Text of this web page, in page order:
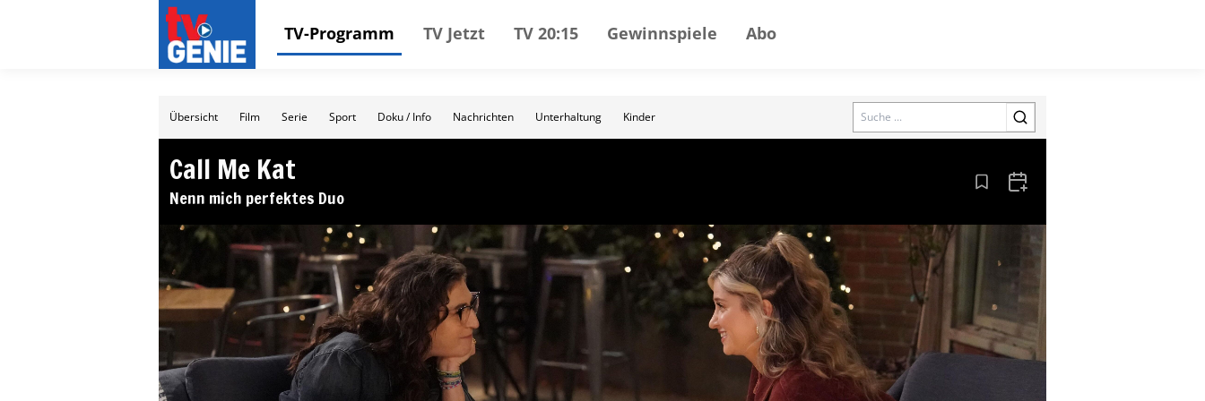
TV-Programm TV Jetzt TV 20:15 Gewinnspiele Abo
Übersicht Film Serie Sport Doku / Info Nachrichten Unterhaltung Kinder Search
Call Me Kat
Nenn mich perfektes Duo Aus den Lesezeichen entfernen
Zum Kalender hinzufügen